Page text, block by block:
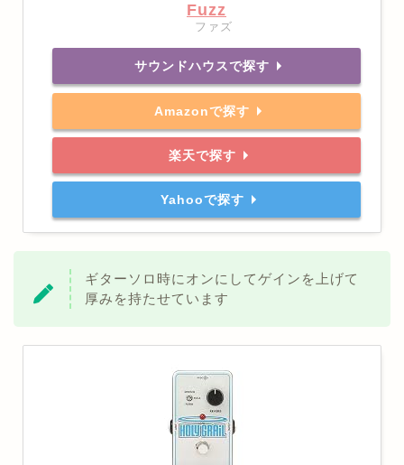
Fuzz
ファズ
サウンドハウスで探す
Amazonで探す
楽天で探す
Yahooで探す
ギターソロ時にオンにしてゲインを上げて
厚みを持たせています